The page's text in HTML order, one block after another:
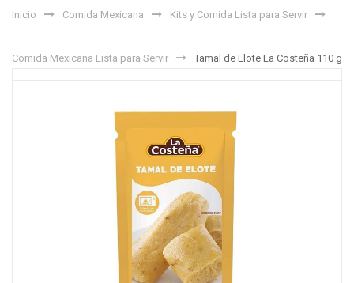
Inicio Comida Mexicana Kits y Comida Lista para Servir
Comida Mexicana Lista para Servir Tamal de Elote La Costeña 110 g